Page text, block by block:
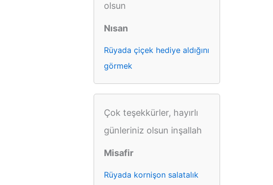
olsun
Nısan
Rüyada çiçek hediye aldığını
görmek
Çok teşekkürler, hayırlı
günleriniz olsun inşallah
Misafir
Rüyada kornişon salatalık